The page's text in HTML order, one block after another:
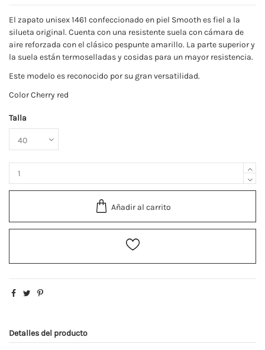
El zapato unisex 1461 confeccionado en piel Smooth es fiel a la
silueta original. Cuenta con una resistente suela con cámara de
aire reforzada con el clásico pespunte amarillo. La parte superior y
la suela están termoselladas y cosidas para un mayor resistencia.
Este modelo es reconocido por su gran versatilidad.
Color Cherry red
Talla
Añadir al carrito
Detalles del producto